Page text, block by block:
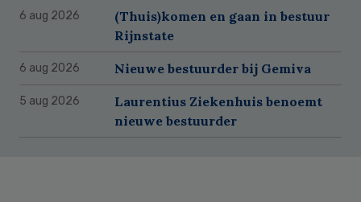
6 aug 2026
(Thuis)komen en gaan in bestuur
Rijnstate
6 aug 2026 Nieuwe bestuurder bij Gemiva
5 aug 2026
Laurentius Ziekenhuis benoemt
nieuwe bestuurder